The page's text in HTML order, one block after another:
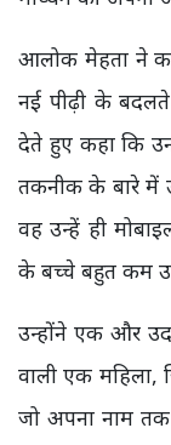
आलोक मेहता ने
नई पीढ़ी के
देते हुए कहा कि
तकनीक के बारे में
वह उन्हें ही
के बच्चे बहुत कम
उन्होंने एक और
वाली एक
जो अपना नाम तक